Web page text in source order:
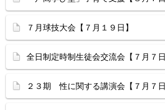
７月球技大会【７月１９日】
全日制定時制生徒会交流会【７月７日
２３期 性に関する講演会【７月７日